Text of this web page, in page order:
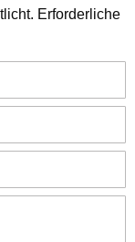
Erforderliche